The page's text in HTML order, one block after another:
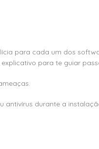
para cada um dos
para te guiar
antivírus durante a